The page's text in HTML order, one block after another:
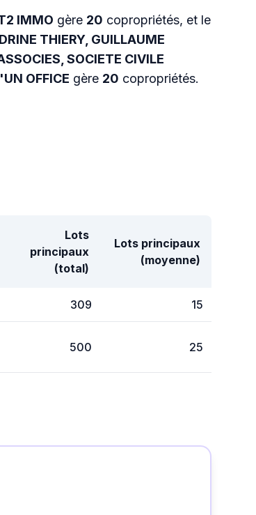
IMMO gère 20 copropriétés, et le
THIERY, GUILLAUME
SOCIETE CIVILE
OFFICE gère 20 copropriétés.
Lots
principaux
(total)
Lots principaux
(moyenne)
309 15
500 25